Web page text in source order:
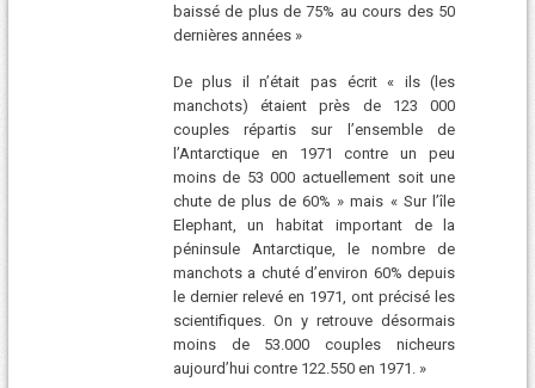
baissé de plus de 75% au cours des 50
dernières années »
De plus il n’était pas écrit « ils (les
manchots) étaient près de 123 000
couples répartis sur l’ensemble de
l’Antarctique en 1971 contre un peu
moins de 53 000 actuellement soit une
chute de plus de 60% » mais « Sur l’île
Elephant, un habitat important de la
péninsule Antarctique, le nombre de
manchots a chuté d’environ 60% depuis
le dernier relevé en 1971, ont précisé les
scientifiques. On y retrouve désormais
moins de 53.000 couples nicheurs
aujourd’hui contre 122.550 en 1971. »